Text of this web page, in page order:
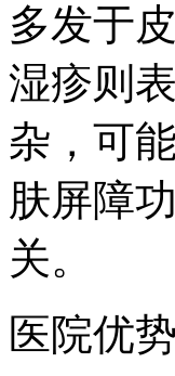
多发于
湿疹则
杂，可
肤屏障
关。
医院优